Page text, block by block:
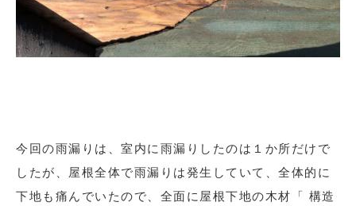
今回の雨漏りは、室内に雨漏りしたのは１か所だけで
したが、屋根全体で雨漏りは発生していて、全体的に
下地も痛んでいたので、全面に屋根下地の木材「 構造